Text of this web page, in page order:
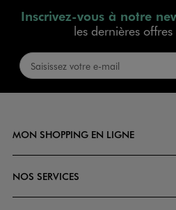
Inscrivez-vous à notre
les dernières
MON SHOPPING EN LIGNE
NOS SERVICES